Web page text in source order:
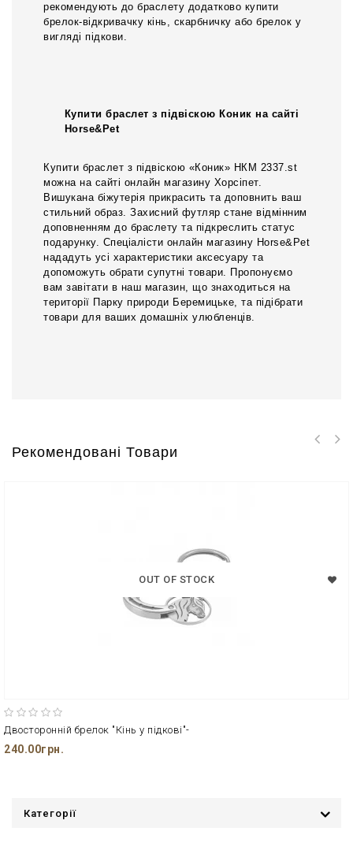
рекомендують до браслету додатково купити
брелок-відкривачку кінь, скарбничку або брелок у
вигляді підкови.
Купити браслет з підвіскою Коник на сайті
Horse&Pet
Купити браслет з підвіскою «Коник» НКМ 2337.st
можна на сайті онлайн магазину Хорсіпет.
Вишукана біжутерія прикрасить та доповнить ваш
стильний образ. Захисний футляр стане відмінним
доповненням до браслету та підкреслить статус
подарунку. Спеціалісти онлайн магазину Horse&Pet
нададуть усі характеристики аксесуару та
допоможуть обрати супутні товари. Пропонуємо
вам завітати в наш магазин, що знаходиться на
території Парку природи Беремицьке, та підібрати
товари для ваших домашніх улюбленців.
Рекомендовані Товари
OUT OF STOCK
Двосторонній брелок "Кінь у підкові"-
240.00грн.
Категорії